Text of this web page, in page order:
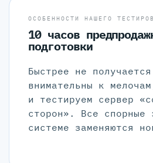
ОСОБЕННОСТИ НАШЕГО
10 часов
подготовки
Быстрее не
внимательны к
и тестируем сервер
сторон». Все спорные
системе заменяются